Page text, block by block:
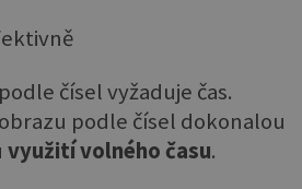
čísel vyžaduje čas.
podle čísel dokonalou
využití volného času.